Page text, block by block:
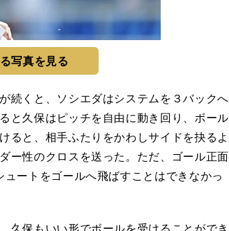
写真を見る
続くと、ソシエダはシステムを３バックへ
と久保はピッチを自由に動き回り、ボール
ると、相手ふたりをかわしサイドを抉るよ
ー性のクロスを送った。ただ、ゴール正面
ートをゴールへ飛ばすことはできなかっ
保もいい形でボールを受けることができ